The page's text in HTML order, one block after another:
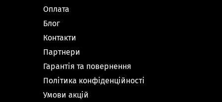
Оплата
Блог
Контакти
Партнери
Гарантія та повернення
Політика конфіденційності
Умови акцій